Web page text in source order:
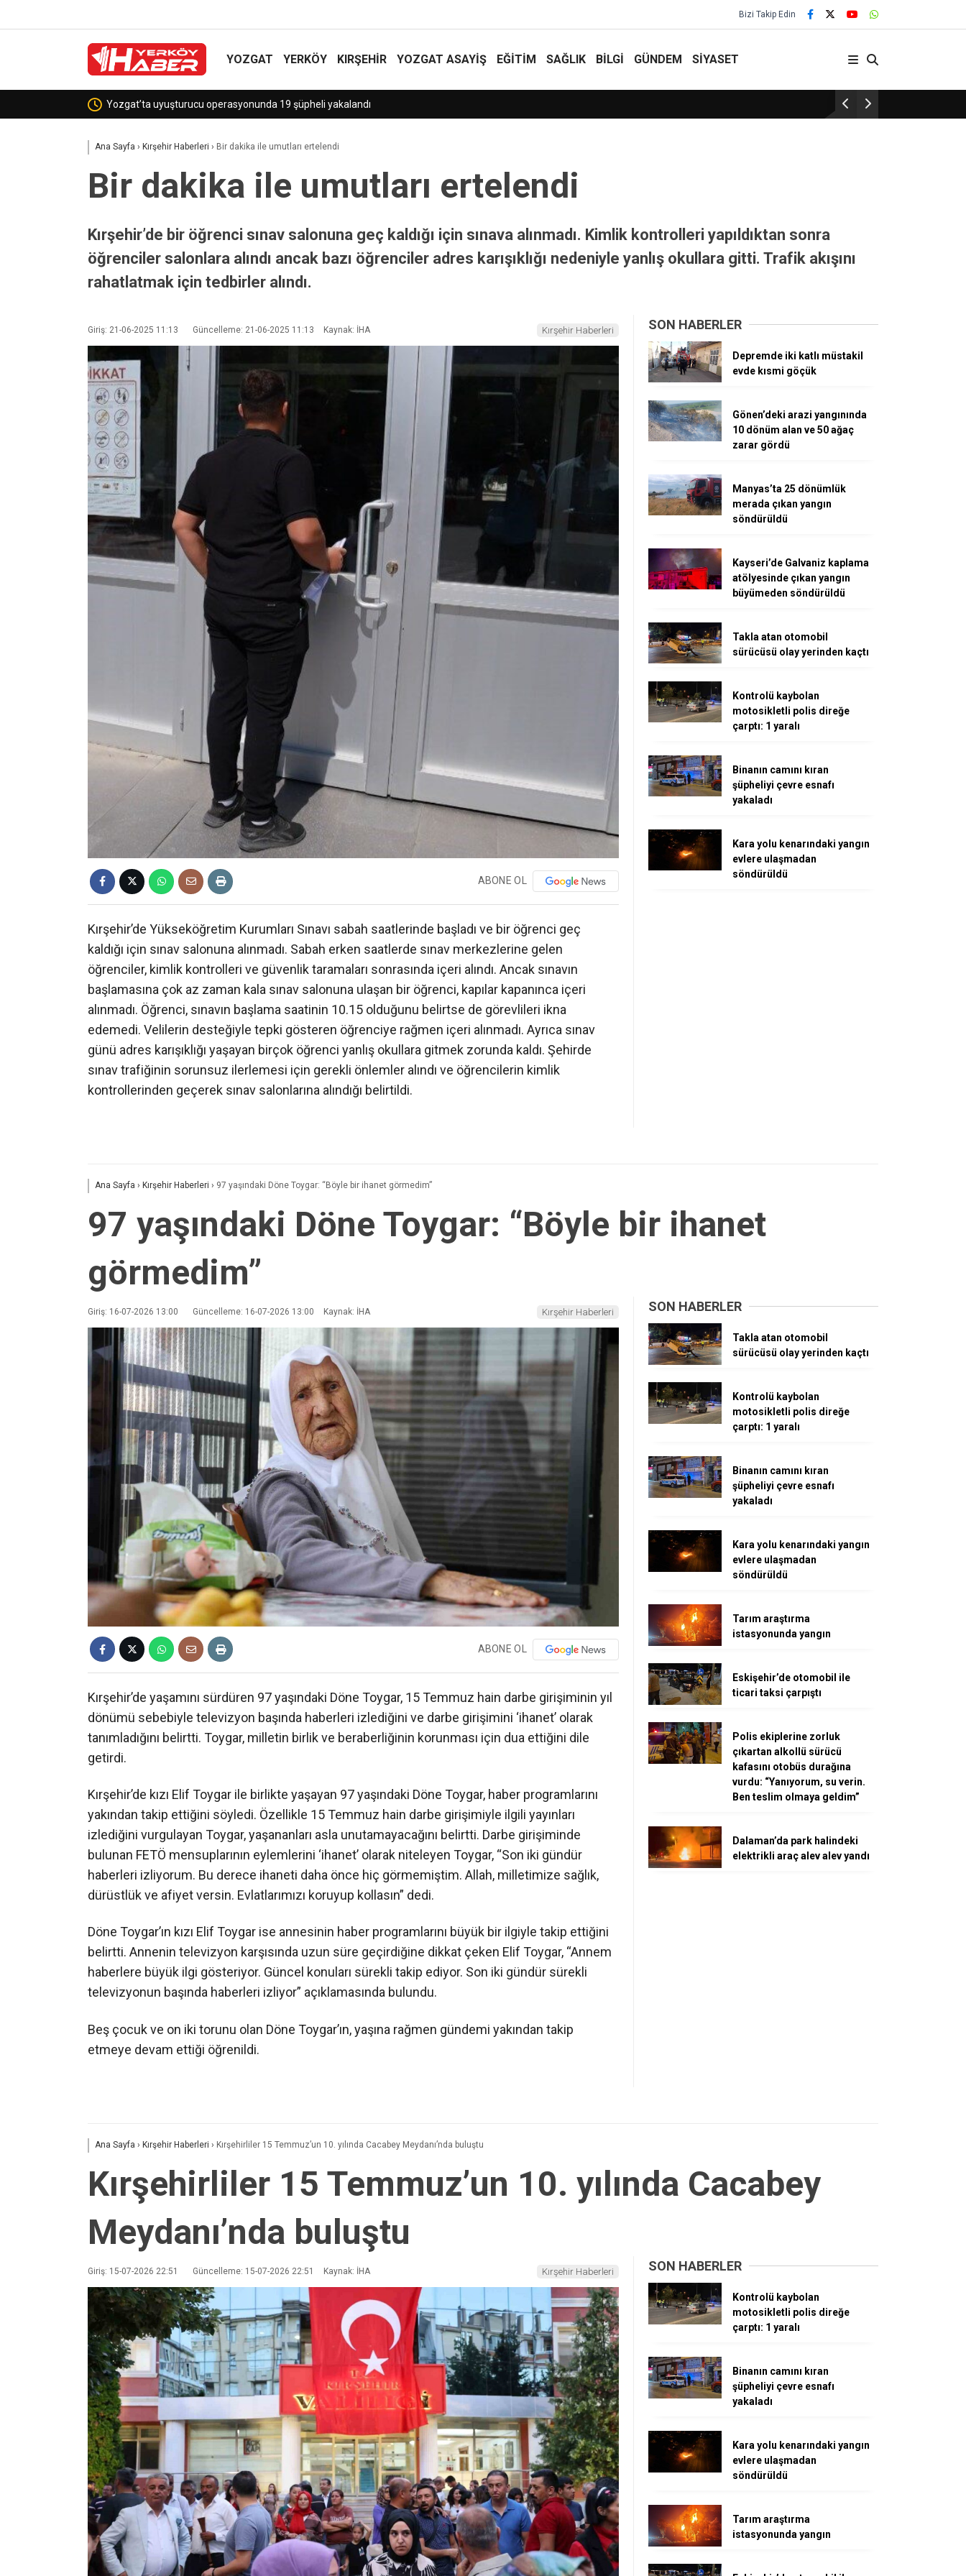
Bizi Takip Edin
YOZGAT YERKÖY KIRŞEHİR YOZGAT ASAYIŞ EĞİTİM SAĞLIK BİLGİ GÜNDEM SİYASET
Sekili Köyü’ne Okul Müjdesi!
Ana Sayfa › Kırşehir Haberleri › Bir dakika ile umutları ertelendi
Bir dakika ile umutları ertelendi
Kırşehir’de bir öğrenci sınav salonuna geç kaldığı için sınava alınmadı. Kimlik kontrolleri yapıldıktan sonra
öğrenciler salonlara alındı ancak bazı öğrenciler adres karışıklığı nedeniyle yanlış okullara gitti. Trafik akışını
rahatlatmak için tedbirler alındı.
Giriş: 21-06-2025 11:13 Güncelleme: 21-06-2025 11:13 Kaynak: İHA Kırşehir Haberleri
ABONE OL
Kırşehir’de Yükseköğretim Kurumları Sınavı sabah saatlerinde başladı ve bir öğrenci geç
kaldığı için sınav salonuna alınmadı. Sabah erken saatlerde sınav merkezlerine gelen
öğrenciler, kimlik kontrolleri ve güvenlik taramaları sonrasında içeri alındı. Ancak sınavın
başlamasına çok az zaman kala sınav salonuna ulaşan bir öğrenci, kapılar kapanınca içeri
alınmadı. Öğrenci, sınavın başlama saatinin 10.15 olduğunu belirtse de görevlileri ikna
edemedi. Velilerin desteğiyle tepki gösteren öğrenciye rağmen içeri alınmadı. Ayrıca sınav
günü adres karışıklığı yaşayan birçok öğrenci yanlış okullara gitmek zorunda kaldı. Şehirde
sınav trafiğinin sorunsuz ilerlemesi için gerekli önlemler alındı ve öğrencilerin kimlik
kontrollerinden geçerek sınav salonlarına alındığı belirtildi.
SON HABERLER
Depremde iki katlı müstakil
evde kısmi göçük
Gönen’deki arazi yangınında
10 dönüm alan ve 50 ağaç
zarar gördü
Manyas’ta 25 dönümlük
merada çıkan yangın
söndürüldü
Kayseri’de Galvaniz kaplama
atölyesinde çıkan yangın
büyümeden söndürüldü
Takla atan otomobil
sürücüsü olay yerinden kaçtı
Kontrolü kaybolan
motosikletli polis direğe
çarptı: 1 yaralı
Binanın camını kıran
şüpheliyi çevre esnafı
yakaladı
Kara yolu kenarındaki yangın
evlere ulaşmadan
söndürüldü
Ana Sayfa › Kırşehir Haberleri › 97 yaşındaki Döne Toygar: “Böyle bir ihanet görmedim”
97 yaşındaki Döne Toygar: “Böyle bir ihanet
görmedim”
Giriş: 16-07-2026 13:00 Güncelleme: 16-07-2026 13:00 Kaynak: İHA Kırşehir Haberleri
ABONE OL
Kırşehir’de yaşamını sürdüren 97 yaşındaki Döne Toygar, 15 Temmuz hain darbe girişiminin yıl
dönümü sebebiyle televizyon başında haberleri izlediğini ve darbe girişimini ‘ihanet’ olarak
tanımladığını belirtti. Toygar, milletin birlik ve beraberliğinin korunması için dua ettiğini dile
getirdi.
Kırşehir’de kızı Elif Toygar ile birlikte yaşayan 97 yaşındaki Döne Toygar, haber programlarını
yakından takip ettiğini söyledi. Özellikle 15 Temmuz hain darbe girişimiyle ilgili yayınları
izlediğini vurgulayan Toygar, yaşananları asla unutamayacağını belirtti. Darbe girişiminde
bulunan FETÖ mensuplarının eylemlerini ‘ihanet’ olarak niteleyen Toygar, “Son iki gündür
haberleri izliyorum. Bu derece ihaneti daha önce hiç görmemiştim. Allah, milletimize sağlık,
dürüstlük ve afiyet versin. Evlatlarımızı koruyup kollasın” dedi.
Döne Toygar’ın kızı Elif Toygar ise annesinin haber programlarını büyük bir ilgiyle takip ettiğini
belirtti. Annenin televizyon karşısında uzun süre geçirdiğine dikkat çeken Elif Toygar, “Annem
haberlere büyük ilgi gösteriyor. Güncel konuları sürekli takip ediyor. Son iki gündür sürekli
televizyonun başında haberleri izliyor” açıklamasında bulundu.
Beş çocuk ve on iki torunu olan Döne Toygar’ın, yaşına rağmen gündemi yakından takip
etmeye devam ettiği öğrenildi.
SON HABERLER
Takla atan otomobil
sürücüsü olay yerinden kaçtı
Kontrolü kaybolan
motosikletli polis direğe
çarptı: 1 yaralı
Binanın camını kıran
şüpheliyi çevre esnafı
yakaladı
Kara yolu kenarındaki yangın
evlere ulaşmadan
söndürüldü
Tarım araştırma
istasyonunda yangın
Eskişehir’de otomobil ile
ticari taksi çarpıştı
Polis ekiplerine zorluk
çıkartan alkollü sürücü
kafasını otobüs durağına
vurdu: “Yanıyorum, su verin.
Ben teslim olmaya geldim”
Dalaman’da park halindeki
elektrikli araç alev alev yandı
Ana Sayfa › Kırşehir Haberleri › Kırşehirliler 15 Temmuz’un 10. yılında Cacabey Meydanı’nda buluştu
Kırşehirliler 15 Temmuz’un 10. yılında Cacabey
Meydanı’nda buluştu
Giriş: 15-07-2026 22:51 Güncelleme: 15-07-2026 22:51 Kaynak: İHA Kırşehir Haberleri SON HABERLER
Kontrolü kaybolan
motosikletli polis direğe
çarptı: 1 yaralı
Binanın camını kıran
şüpheliyi çevre esnafı
yakaladı
Kara yolu kenarındaki yangın
evlere ulaşmadan
söndürüldü
Tarım araştırma
istasyonunda yangın